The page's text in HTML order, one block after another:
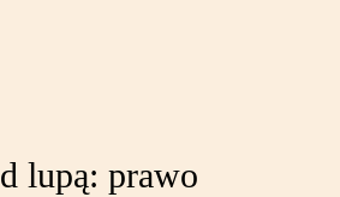
lupą: prawo